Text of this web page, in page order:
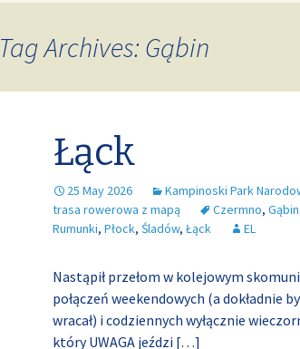
Tag Archives: Gąbin
Łąck
25 May 2026 Kampinoski Park
trasa rowerowa z mapą
Czermno, Gąbin
Rumunki, Płock, Śladów, Łąck EL
Nastąpił przełom w kolejowym
połączeń weekendowych (a dokładnie
wracał) i codziennych wyłącznie
który UWAGA jeździ […]